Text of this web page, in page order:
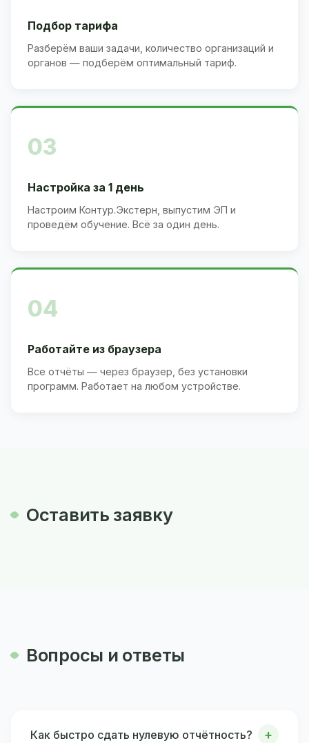
Подбор тарифа
Разберём ваши задачи, количество организаций и
органов — подберём оптимальный тариф.
03
Настройка за 1 день
Настроим Контур.Экстерн, выпустим ЭП и
проведём обучение. Всё за один день.
04
Работайте из браузера
Все отчёты — через браузер, без установки
программ. Работает на любом устройстве.
Оставить заявку
Вопросы и ответы
Как быстро сдать нулевую отчётность?